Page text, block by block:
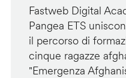
Fastweb Digital
Pangea ETS
il percorso di
cinque ragazze
"Emergenza